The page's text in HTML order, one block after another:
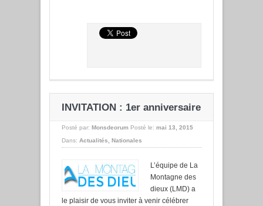
INVITATION : 1er anniversaire
Posté par: Monsdeorum Posté le: mai 13, 2015
Dans: Actualités, Nationales
L’équipe de La
Montagne des
dieux (LMD) a
le plaisir de vous inviter à venir célébrer